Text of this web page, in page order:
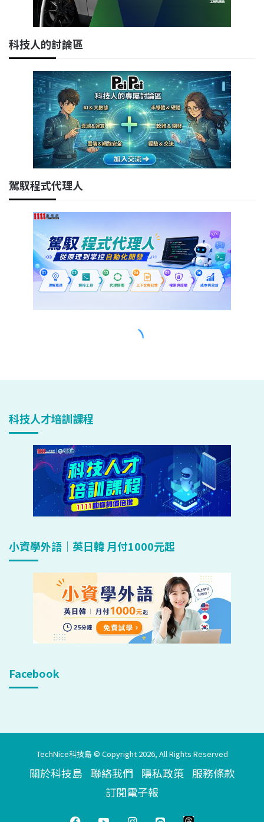
科技人才培訓課程
小資學外語｜英日韓 月付1000元起
Facebook
TechNice科技島 © Copyright 2026, All Rights Reserved
關於科技島 聯絡我們 隱私政策 服務條款
訂閱電子報